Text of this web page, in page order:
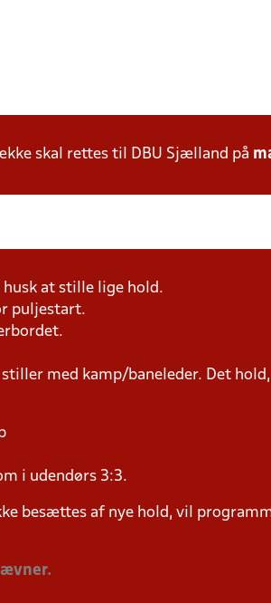
skal rettes til DBU Sjælland på
husk at stille lige hold.
puljestart.
med kamp/baneleder. Det
i udendørs 3:3.
besættes af nye hold, vil